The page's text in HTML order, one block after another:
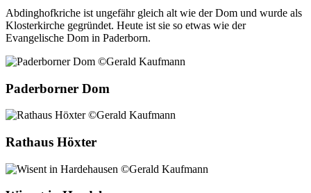
Abdinghofkriche ist ungefähr gleich alt wie der Dom und wurde als
Klosterkirche gegründet. Heute ist sie so etwas wie der
Evangelische Dom in Paderborn.
Paderborner Dom
Rathaus Höxter